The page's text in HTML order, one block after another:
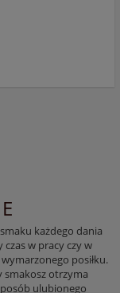
każdego dania
czas w pracy czy w
posiłku.
smakosz otrzyma
ulubionego